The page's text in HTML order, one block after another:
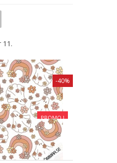
11.
PROMO !
-40%